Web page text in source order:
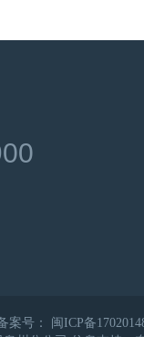
案号： 闽ICP备